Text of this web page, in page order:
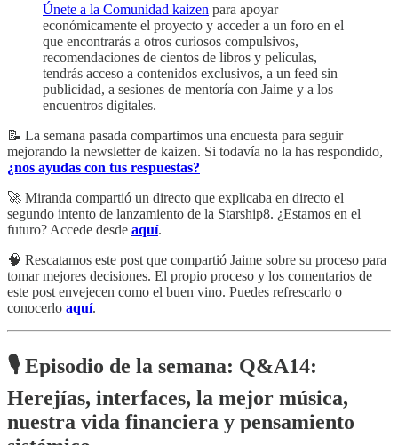
Únete a la Comunidad kaizen para apoyar
económicamente el proyecto y acceder a un foro en el
que encontrarás a otros curiosos compulsivos,
recomendaciones de cientos de libros y películas,
tendrás acceso a contenidos exclusivos, a un feed sin
publicidad, a sesiones de mentoría con Jaime y a los
encuentros digitales.
📝 La semana pasada compartimos una encuesta para seguir
mejorando la newsletter de kaizen. Si todavía no la has respondido,
¿nos ayudas con tus respuestas?
🚀 Miranda compartió un directo que explicaba en directo el
segundo intento de lanzamiento de la Starship8. ¿Estamos en el
futuro? Accede desde aquí.
🧠 Rescatamos este post que compartió Jaime sobre su proceso para
tomar mejores decisiones. El propio proceso y los comentarios de
este post envejecen como el buen vino. Puedes refrescarlo o
conocerlo aquí.
🎙️ Episodio de la semana: Q&A14:
Herejías, interfaces, la mejor música,
nuestra vida financiera y pensamiento